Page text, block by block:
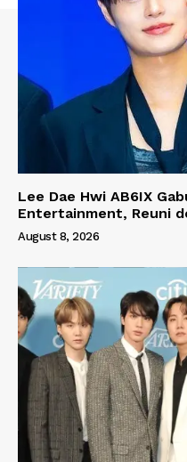
Lee Dae Hwi AB6IX
Entertainment, Reuni
August 8, 2026